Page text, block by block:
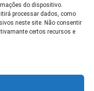
do dispositivo.
processar dados, como
neste site. Não consentir
certos recursos e
ativar Google